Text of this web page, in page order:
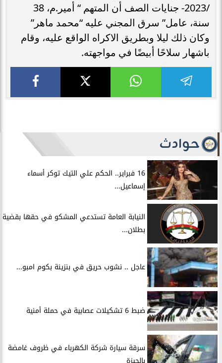
/2023- جنايات الصف أن المتهم “ أمير.م، 38
سنة، عامل” سرق المجني عليه “محمد ماهر”
وكان ذلك ليلا وبطريق الاكراه الواقع عليه، وقام
باشهار سلاحًا أبيضًا في مواجهته.
حوادث
16 فبراير.. الحكم علي التيك توكر أسماء
إسماعيل...
النيابة العامة تستدعي المشكو في حقها بقضية
بطلان...
عاجل .. نشوب حريق في بنزينة بكوم امبو...
ضبط 6 تشكيلات عصابية في حملة أمنية
سرقة سيارة شركة الكهرباء في ظروف غامضة